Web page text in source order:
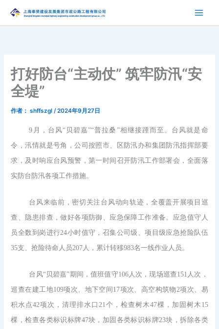
内
打好防台“主动仗” 筑牢防汛“安
全堤”
作者： shffszgl/2024年9月27日
9月，台风“贝碧嘉”“普拉桑”相继接踵而至。台风就是命
令，汛情就是号角，公司按照市、区防汛办和集团防汛指挥部要
求，及时响应台风预警，第一时间召开防汛工作部署会，全面落
实防台防汛各项工作措施。
台风来临前，密切关注台风动向轨迹，全覆盖开展项目巡
查、隐患排查，做好各项防御、应急保障工作准备。应急值守人
员全数到岗进行24小时值守，召集公司级、项目级应急抢险队伍
35支、抢险待命人员207人，累计转移983名一线作业人员。
台风“贝碧嘉”期间，值班值守106人次，现场巡查151人次，
巡查在建工地109项次、地下空间17项次、高空构筑物2项次、易
积水点42项次，清理排水口21个，检查树木47棵，加固树木15
棵，检查各类标识标牌47块，加固各类标识标牌23块，拆除各类